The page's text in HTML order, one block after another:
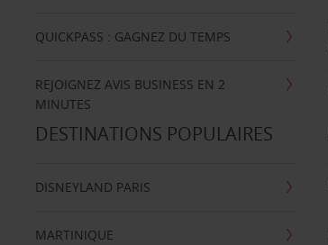
QUICKPASS : GAGNEZ DU TEMPS
REJOIGNEZ AVIS BUSINESS EN 2
MINUTES
DESTINATIONS POPULAIRES
DISNEYLAND PARIS
MARTINIQUE